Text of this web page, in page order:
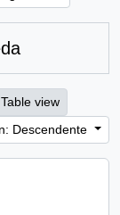
Table view
Descendente